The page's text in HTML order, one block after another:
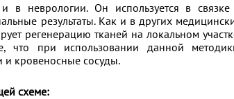
в неврологии. Он используется в
результаты. Как и в других
регенерацию тканей на локальном
что при использовании данной
и кровеносные сосуды.
схеме: